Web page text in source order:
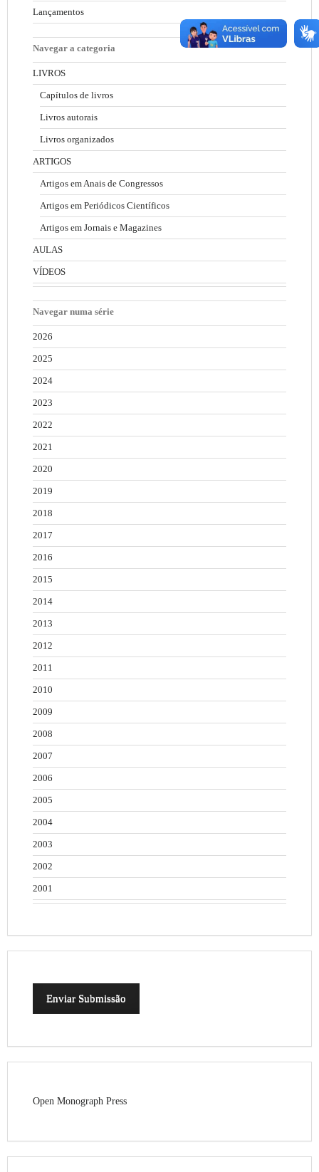
Lançamentos
Navegar a categoria
LIVROS
Capítulos de livros
Livros autorais
Livros organizados
ARTIGOS
Artigos em Anais de Congressos
Artigos em Periódicos Científicos
Artigos em Jornais e Magazines
AULAS
VÍDEOS
Navegar numa série
2026
2025
2024
2023
2022
2021
2020
2019
2018
2017
2016
2015
2014
2013
2012
2011
2010
2009
2008
2007
2006
2005
2004
2003
2002
2001
Enviar Submissão
Open Monograph Press